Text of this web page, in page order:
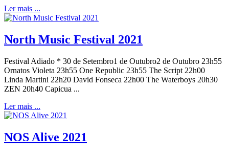
Ler mais ...
North Music Festival 2021
Festival Adiado * 30 de Setembro1 de Outubro2 de Outubro 23h55
Ornatos Violeta 23h55 One Republic 23h55 The Script 22h00
Linda Martini 22h20 David Fonseca 22h00 The Waterboys 20h30
ZEN 20h40 Capicua ...
Ler mais ...
NOS Alive 2021